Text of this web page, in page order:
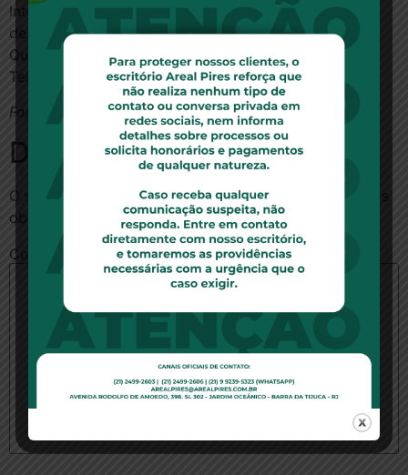
Integraram também a turma julgadora os
desembargadores Natan Zelinschi de Arruda e Fábio
Quadros, que seguiram o entendimento do relator
Teixeira Leite.
Fonte:
Segs.com.br
Deixe um comentário
O seu endereço de e-mail não será publicado.
obrigatórios são marcados com*
Comentário